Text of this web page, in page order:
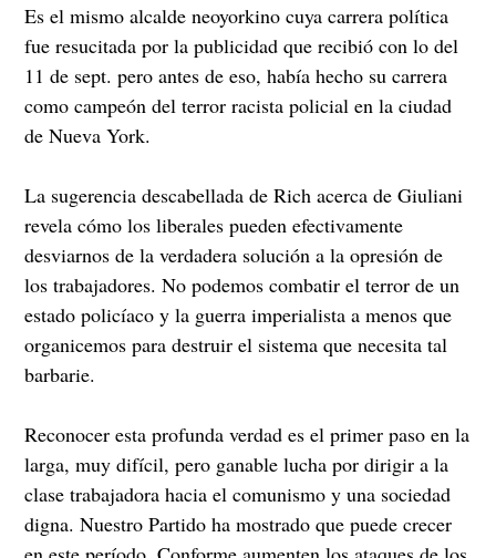
Es el mismo alcalde neoyorkino cuya carrera política
fue resucitada por la publicidad que recibió con lo del
11 de sept. pero antes de eso, había hecho su carrera
como campeón del terror racista policial en la ciudad
de Nueva York.
La sugerencia descabellada de Rich acerca de Giuliani
revela cómo los liberales pueden efectivamente
desviarnos de la verdadera solución a la opresión de
los trabajadores. No podemos combatir el terror de un
estado policíaco y la guerra imperialista a menos que
organicemos para destruir el sistema que necesita tal
barbarie.
Reconocer esta profunda verdad es el primer paso en la
larga, muy difícil, pero ganable lucha por dirigir a la
clase trabajadora hacia el comunismo y una sociedad
digna. Nuestro Partido ha mostrado que puede crecer